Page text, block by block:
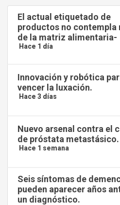
El actual etiquetado de
productos no contempla
de la matriz alimentaria-
Hace 1 día
Innovación y robótica
vencer la luxación.
Hace 3 días
Nuevo arsenal contra el
de próstata metastásico.
Hace 1 semana
Seis síntomas de
pueden aparecer años
un diagnóstico.